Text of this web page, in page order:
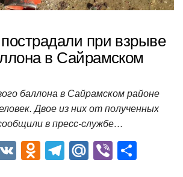
при взрыве
в Сайрамском
баллона в Сайрамском районе
Двое из них от полученных
в пресс-службе…
V
O
T
M Vi